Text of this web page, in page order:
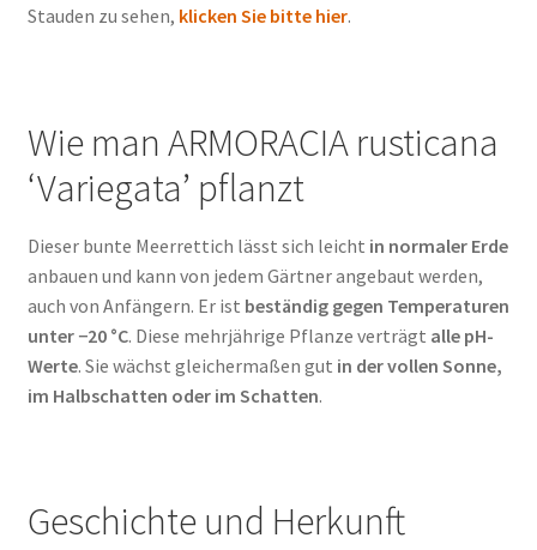
Stauden zu sehen, klicken Sie bitte hier.
Wie man ARMORACIA rusticana
‘Variegata’ pflanzt
Dieser bunte Meerrettich lässt sich leicht in normaler Erde
anbauen und kann von jedem Gärtner angebaut werden,
auch von Anfängern. Er ist beständig gegen Temperaturen
unter −20 °C. Diese mehrjährige Pflanze verträgt alle pH-
Werte. Sie wächst gleichermaßen gut in der vollen Sonne,
im Halbschatten oder im Schatten.
Geschichte und Herkunft